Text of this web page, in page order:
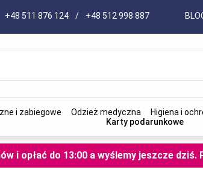
+48 511 876 124 / +48 512 998 887
i zabiegowe Odzież medyczna Higiena i
Karty podarunkowe
i opłać do 13:00 a wyślemy jeszcze dziś.